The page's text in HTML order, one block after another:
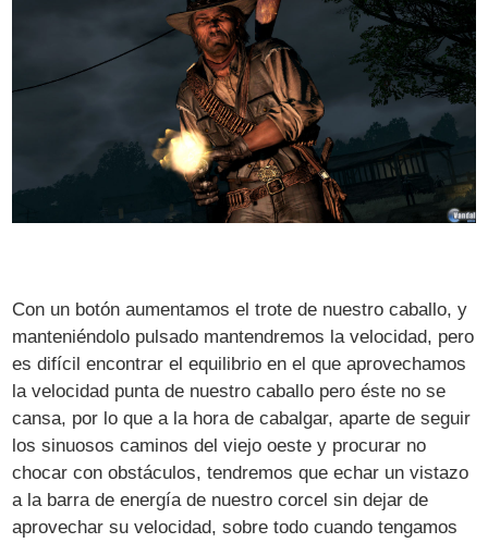
Con un botón aumentamos el trote de nuestro caballo, y
manteniéndolo pulsado mantendremos la velocidad, pero
es difícil encontrar el equilibrio en el que aprovechamos
la velocidad punta de nuestro caballo pero éste no se
cansa, por lo que a la hora de cabalgar, aparte de seguir
los sinuosos caminos del viejo oeste y procurar no
chocar con obstáculos, tendremos que echar un vistazo
a la barra de energía de nuestro corcel sin dejar de
aprovechar su velocidad, sobre todo cuando tengamos